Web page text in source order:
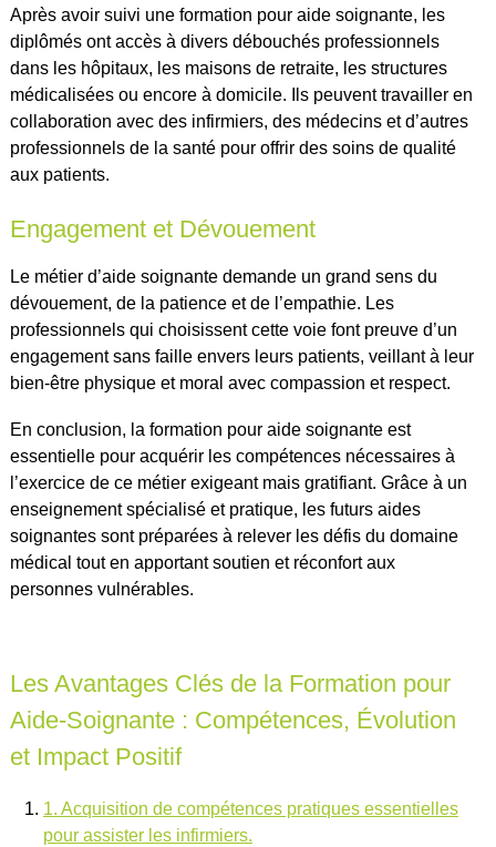
Après avoir suivi une formation pour aide soignante, les
diplômés ont accès à divers débouchés professionnels
dans les hôpitaux, les maisons de retraite, les structures
médicalisées ou encore à domicile. Ils peuvent travailler en
collaboration avec des infirmiers, des médecins et d’autres
professionnels de la santé pour offrir des soins de qualité
aux patients.
Engagement et Dévouement
Le métier d’aide soignante demande un grand sens du
dévouement, de la patience et de l’empathie. Les
professionnels qui choisissent cette voie font preuve d’un
engagement sans faille envers leurs patients, veillant à leur
bien-être physique et moral avec compassion et respect.
En conclusion, la formation pour aide soignante est
essentielle pour acquérir les compétences nécessaires à
l’exercice de ce métier exigeant mais gratifiant. Grâce à un
enseignement spécialisé et pratique, les futurs aides
soignantes sont préparées à relever les défis du domaine
médical tout en apportant soutien et réconfort aux
personnes vulnérables.
Les Avantages Clés de la Formation pour
Aide-Soignante : Compétences, Évolution
et Impact Positif
1. Acquisition de compétences pratiques essentielles
pour assister les infirmiers.